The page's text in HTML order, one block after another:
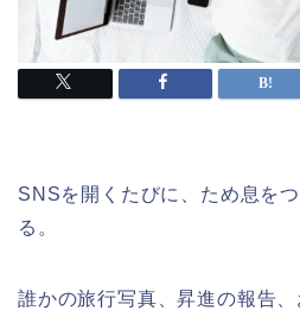
SNSを開くたびに、ため息を
る。
誰かの旅行写真、昇進の報告